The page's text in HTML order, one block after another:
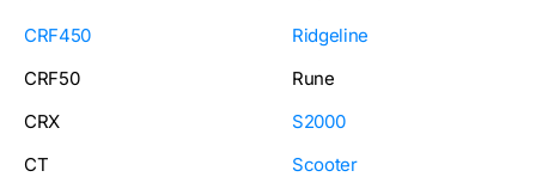
CRF450
CRF50
CRX
CT
Ridgeline
Rune
S2000
Scooter